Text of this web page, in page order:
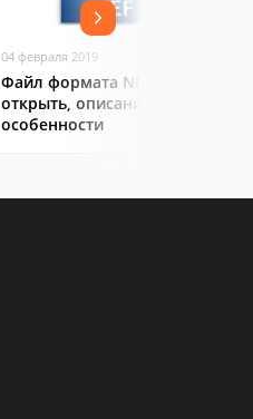
04 февраля 2019
Файл формата NEF: чем
открыть, описание,
особенности